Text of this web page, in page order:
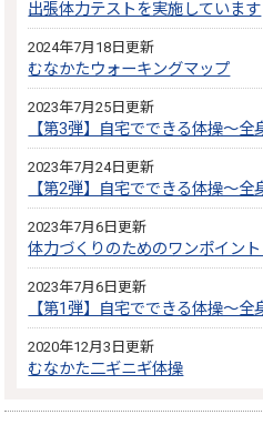
出張体力テストを実施しています
2024年7月18日更新
むなかたウォーキングマップ
2023年7月25日更新
【第3弾】自宅でできる体操～
2023年7月24日更新
【第2弾】自宅でできる体操～
2023年7月6日更新
体力づくりのためのワンポイン
2023年7月6日更新
【第1弾】自宅でできる体操～
2020年12月3日更新
むなかた二ギニギ体操